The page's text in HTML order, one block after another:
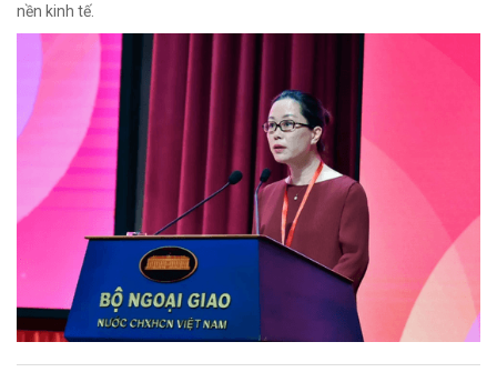
nền kinh tế.